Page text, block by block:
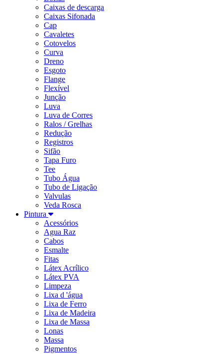
Caixas de descarga
Caixas Sifonada
Cap
Cavaletes
Cotovelos
Curva
Dreno
Esgoto
Flange
Flexível
Junção
Luva
Luva de Corres
Ralos / Grelhas
Redução
Registros
Sifão
Tapa Furo
Tee
Tubo Água
Tubo de Ligação
Valvulas
Veda Rosca
Pintura
Acessórios
Agua Raz
Cabos
Esmalte
Fitas
Látex Acrílico
Látex PVA
Limpeza
Lixa d 'água
Lixa de Ferro
Lixa de Madeira
Lixa de Massa
Lonas
Massa
Pigmentos